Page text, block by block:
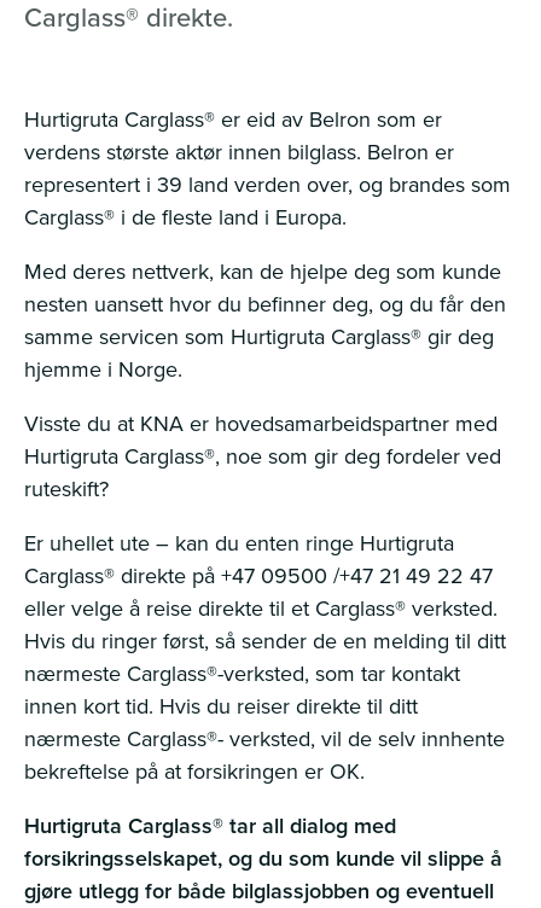
Carglass® direkte.
Hurtigruta Carglass® er eid av Belron som er
verdens største aktør innen bilglass. Belron er
representert i 39 land verden over, og brandes som
Carglass® i de fleste land i Europa.
Med deres nettverk, kan de hjelpe deg som kunde
nesten uansett hvor du befinner deg, og du får den
samme servicen som Hurtigruta Carglass® gir deg
hjemme i Norge.
Visste du at KNA er hovedsamarbeidspartner med
Hurtigruta Carglass®, noe som gir deg fordeler ved
ruteskift?
Er uhellet ute – kan du enten ringe Hurtigruta
Carglass® direkte på +47 09500 /+47 21 49 22 47
eller velge å reise direkte til et Carglass® verksted.
Hvis du ringer først, så sender de en melding til ditt
nærmeste Carglass®-verksted, som tar kontakt
innen kort tid. Hvis du reiser direkte til ditt
nærmeste Carglass®- verksted, vil de selv innhente
bekreftelse på at forsikringen er OK.
Hurtigruta Carglass® tar all dialog med
forsikringsselskapet, og du som kunde vil slippe å
gjøre utlegg for både bilglassjobben og eventuell